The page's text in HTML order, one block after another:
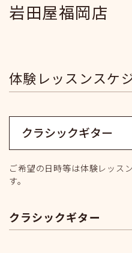
岩田屋福岡店
体験レッスンスケ
ご希望の日時等は体験レッス
す。
クラシックギター